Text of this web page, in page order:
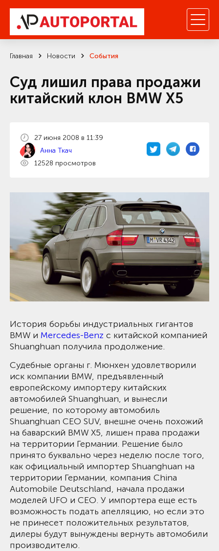
Главная Новости События
Суд лишил права продажи
китайский клон BMW X5
27 июня 2008 в 11:39
Анна Ткач
12528 просмотров
История борьбы индустриальных гигантов
BMW и Mercedes-Benz с китайской компанией
Shuanghuan получила продолжение.
Судебные органы г. Мюнхен удовлетворили
иск компании BMW, предъявленный
европейскому импортеру китайских
автомобилей Shuanghuan, и вынесли
решение, по которому автомобиль
Shuanghuan CEO SUV, внешне очень похожий
на баварский BMW X5, лишен права продажи
на территории Германии. Решение было
принято буквально через неделю после того,
как официальный импортер Shuanghuan на
территории Германии, компания China
Automobile Deutschland, начала продажи
моделей UFO и CEO. У импортера еще есть
возможность подать апелляцию, но если это
не принесет положительных результатов,
дилеры будут вынуждены вернуть автомобили
производителю.